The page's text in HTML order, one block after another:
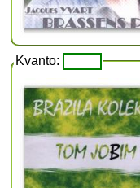
Kvanto: